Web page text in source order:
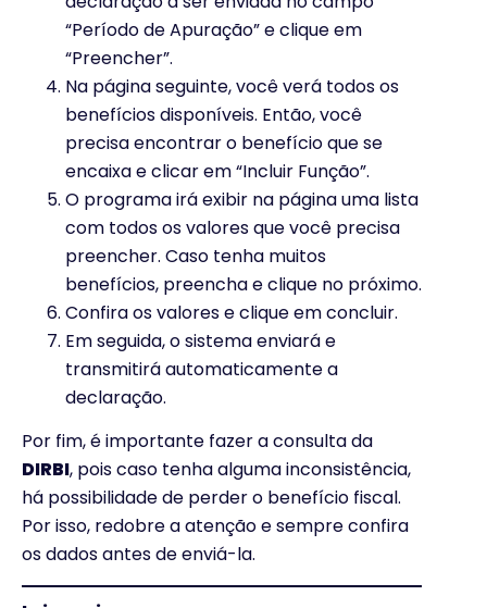
“Período de Apuração” e clique em
“Preencher”.
Na página seguinte, você verá todos os
benefícios disponíveis. Então, você
precisa encontrar o benefício que se
encaixa e clicar em “Incluir Função”.
O programa irá exibir na página uma lista
com todos os valores que você precisa
preencher. Caso tenha muitos
benefícios, preencha e clique no próximo.
Confira os valores e clique em concluir.
Em seguida, o sistema enviará e
transmitirá automaticamente a
declaração.
Por fim, é importante fazer a consulta da
DIRBI, pois caso tenha alguma inconsistência,
há possibilidade de perder o benefício fiscal.
Por isso, redobre a atenção e sempre confira
os dados antes de enviá-la.